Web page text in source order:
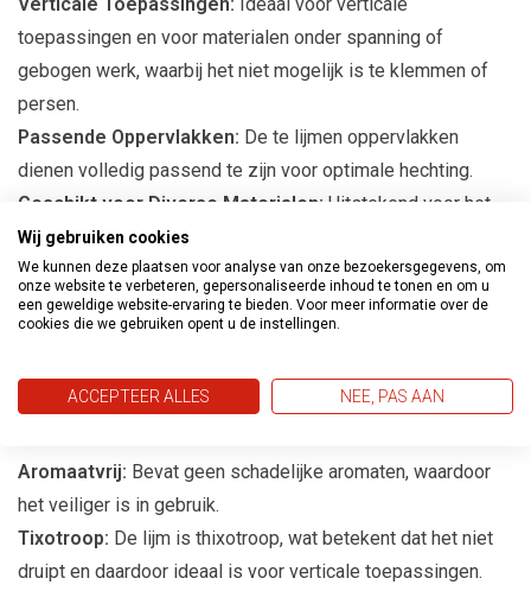
toepassingen en voor materialen onder spanning of
gebogen werk, waarbij het niet mogelijk is te klemmen of
persen.
Passende Oppervlakken: De te lijmen oppervlakken
dienen volledig passend te zijn voor optimale hechting.
Geschikt voor Diverse Materialen: Uitstekend voor het
verlijmen en lamineren van metalen- en hardkunststof
bekledingsplaten (HPL; Formica, Duropal, Resopal), fineer,
hardboard en triplex op bijvoorbeeld hout, multiplex,
spaanplaat of MDF. Ook voor het verlijmen van flexibele
Aromaatvrij: Bevat geen schadelijke aromaten, waardoor
het veiliger is in gebruik.
Tixotroop: De lijm is thixotroop, wat betekent dat het niet
druipt en daardoor ideaal is voor verticale toepassingen.
Wij gebruiken cookies
We kunnen deze plaatsen voor analyse van onze bezoekersgegevens, om
onze website te verbeteren, gepersonaliseerde inhoud te tonen en om u
een geweldige website-ervaring te bieden. Voor meer informatie over de
cookies die we gebruiken opent u de instellingen.
ACCEPTEER ALLES NEE, PAS AAN